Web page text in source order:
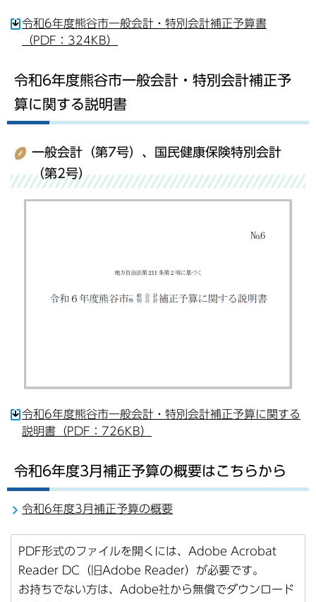
令和6年度熊谷市一般会計・特別会計補正予算書
（PDF：324KB）
令和6年度熊谷市一般会計・特別会計補正予
算に関する説明書
一般会計（第7号）、国民健康保険特別会計
（第2号）
令和6年度熊谷市一般会計・特別会計補正予算に関する
説明書（PDF：726KB）
令和6年度3月補正予算の概要はこちらから
令和6年度3月補正予算の概要
PDF形式のファイルを開くには、Adobe Acrobat
Reader DC（旧Adobe Reader）が必要です。
お持ちでない方は、Adobe社から無償でダウンロード